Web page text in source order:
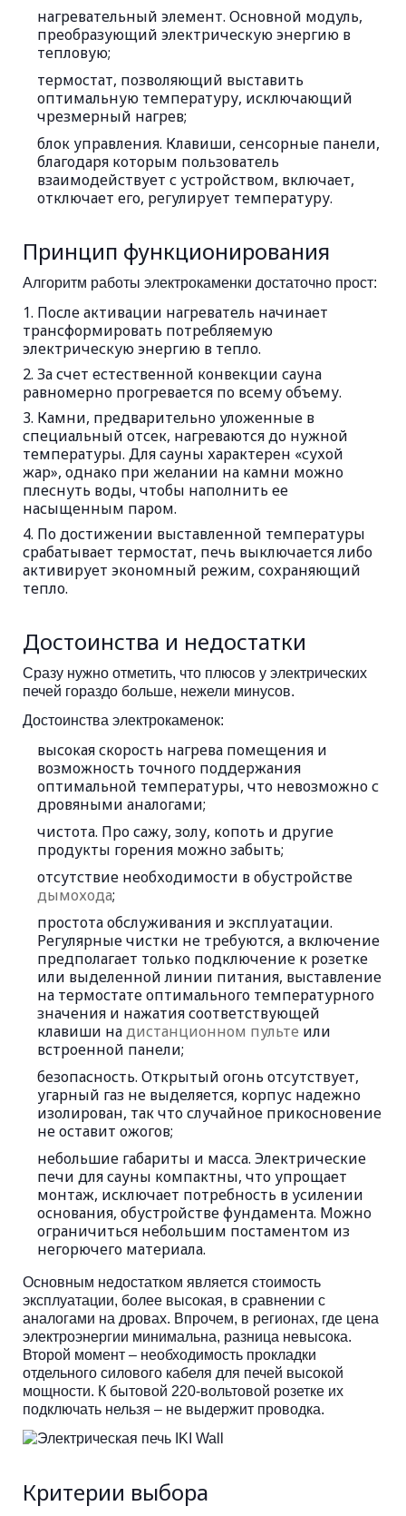
нагревательный элемент. Основной модуль,
преобразующий электрическую энергию в
тепловую;
термостат, позволяющий выставить
оптимальную температуру, исключающий
чрезмерный нагрев;
блок управления. Клавиши, сенсорные панели,
благодаря которым пользователь
взаимодействует с устройством, включает,
отключает его, регулирует температуру.
Принцип функционирования
Алгоритм работы электрокаменки достаточно прост:
После активации нагреватель начинает
трансформировать потребляемую
электрическую энергию в тепло.
За счет естественной конвекции сауна
равномерно прогревается по всему объему.
Камни, предварительно уложенные в
специальный отсек, нагреваются до нужной
температуры. Для сауны характерен «сухой
жар», однако при желании на камни можно
плеснуть воды, чтобы наполнить ее
насыщенным паром.
По достижении выставленной температуры
срабатывает термостат, печь выключается либо
активирует экономный режим, сохраняющий
тепло.
Достоинства и недостатки
Сразу нужно отметить, что плюсов у электрических
печей гораздо больше, нежели минусов.
Достоинства электрокаменок:
высокая скорость нагрева помещения и
возможность точного поддержания
оптимальной температуры, что невозможно с
дровяными аналогами;
чистота. Про сажу, золу, копоть и другие
продукты горения можно забыть;
отсутствие необходимости в обустройстве
дымохода;
простота обслуживания и эксплуатации.
Регулярные чистки не требуются, а включение
предполагает только подключение к розетке
или выделенной линии питания, выставление
на термостате оптимального температурного
значения и нажатия соответствующей
клавиши надистанционном пульте или
встроенной панели;
безопасность. Открытый огонь отсутствует,
угарный газ не выделяется, корпус надежно
изолирован, так что случайное прикосновение
не оставит ожогов;
небольшие габариты и масса. Электрические
печи для сауны компактны, что упрощает
монтаж, исключает потребность в усилении
основания, обустройстве фундамента. Можно
ограничиться небольшим постаментом из
негорючего материала.
Основным недостатком является стоимость
эксплуатации, более высокая, в сравнении с
аналогами на дровах. Впрочем, в регионах, где цена
электроэнергии минимальна, разница невысока.
Второй момент – необходимость прокладки
отдельного силового кабеля для печей высокой
мощности. К бытовой 220-вольтовой розетке их
подключать нельзя – не выдержит проводка.
Критерии выбора